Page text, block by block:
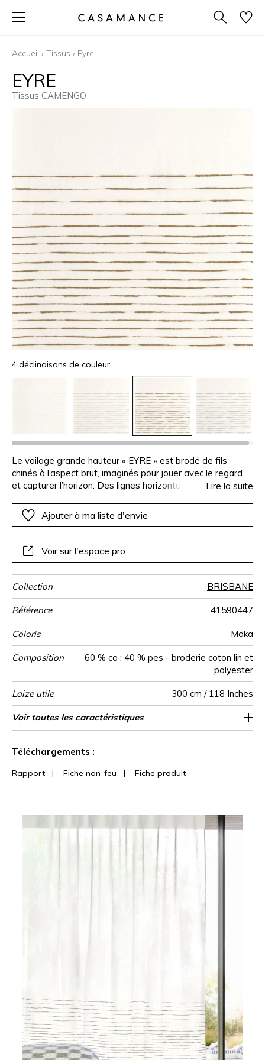
Accueil › Tissus › Eyre
EYRE
Tissus CAMENGO
4 déclinaisons de couleur
Le voilage grande hauteur « EYRE » est brodé de fils
chinés à l’aspect brut, imaginés pour jouer avec le regard
et capturer l’horizon. Des lignes horizontales sont
délicatement vers le haut pour laisser passer la lumière. Ce
voile contemporain à été pensé dans une gamme de
Esthétisme et légèreté s’unissent merveilleusement dans
une harmonie vraiment apaisante.
Lire la suite
Ajouter à ma liste d'envie
Voir sur l'espace pro
Collection BRISBANE
Référence 41590447
Coloris Moka
Composition
60 % co ; 40 % pes - broderie coton lin et
polyester
Laize utile 300 cm / 118 Inches
Rétrécissement <1%
Raccord Raccord droit
Sens De haut
Poids g/m² 120
Usage
Entretien
Pays d'origine Inde
Rapport
Vertical
300 cm / 118 Inches
Conseils
de
Les tissus peuvent être tournés pour la
confection, l’effet ligné ne sera plus vertical
Voir toutes les caractéristiques
Téléchargements :
Rapport | Fiche non-feu | Fiche produit